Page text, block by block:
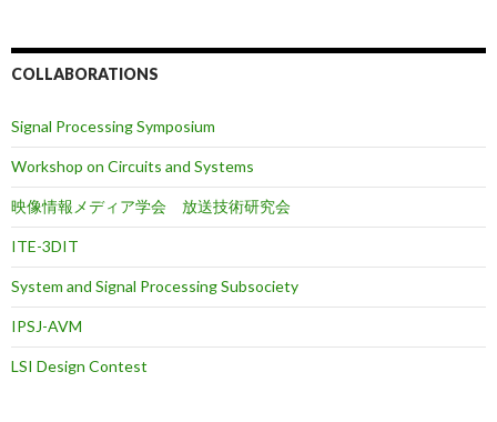
COLLABORATIONS
Signal Processing Symposium
Workshop on Circuits and Systems
映像情報メディア学会 放送技術研究会
ITE-3DIT
System and Signal Processing Subsociety
IPSJ-AVM
LSI Design Contest